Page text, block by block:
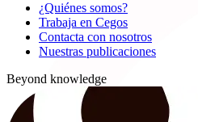
¿Quiénes somos?
Trabaja en Cegos
Contacta con nosotros
Nuestras publicaciones
Beyond knowledge